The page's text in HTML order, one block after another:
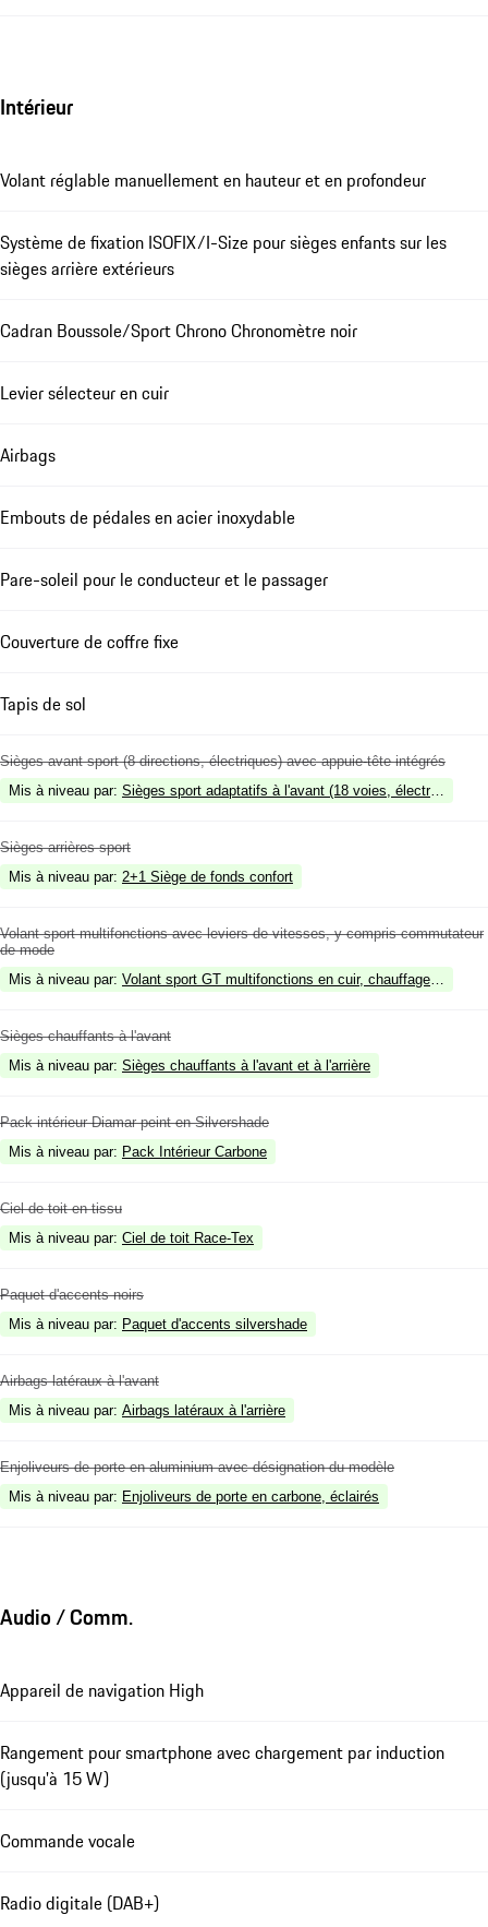
Intérieur
Volant réglable manuellement en hauteur et en profondeur
Système de fixation ISOFIX/I-Size pour sièges enfants sur les
sièges arrière extérieurs
Cadran Boussole/Sport Chrono Chronomètre noir
Levier sélecteur en cuir
Airbags
Embouts de pédales en acier inoxydable
Pare-soleil pour le conducteur et le passager
Couverture de coffre fixe
Tapis de sol
Sièges avant sport (8 directions, électriques) avec appuie-tête intégrés
Mis à niveau par: Sièges sport adaptatifs à l'avant (18 voies, électriques)
Sièges arrières sport
Mis à niveau par: 2+1 Siège de fonds confort
Volant sport multifonctions avec leviers de vitesses, y compris commutateur
de mode
Mis à niveau par: Volant sport GT multifonctions en cuir, chauffage du
Sièges chauffants à l'avant
Mis à niveau par: Sièges chauffants à l'avant et à l'arrière
Pack intérieur Diamar peint en Silvershade
Mis à niveau par: Pack Intérieur Carbone
Ciel de toit en tissu
Mis à niveau par: Ciel de toit Race-Tex
Paquet d'accents noirs
Mis à niveau par: Paquet d'accents silvershade
Airbags latéraux à l'avant
Mis à niveau par: Airbags latéraux à l'arrière
Enjoliveurs de porte en aluminium avec désignation du modèle
Mis à niveau par: Enjoliveurs de porte en carbone, éclairés
Audio / Comm.
Appareil de navigation High
Rangement pour smartphone avec chargement par induction
(jusqu'à 15 W)
Commande vocale
Radio digitale (DAB+)